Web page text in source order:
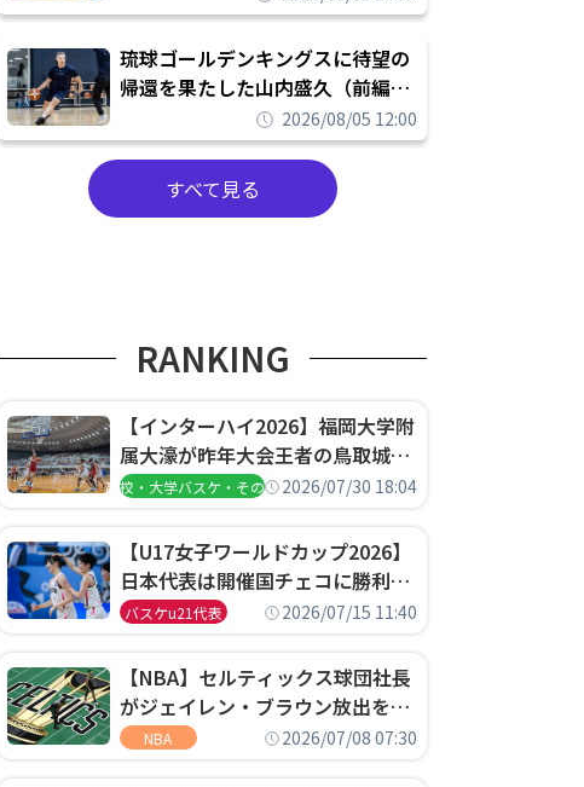
に立ちたい」
琉球ゴールデンキングスに待望の
帰還を果たした山内盛久（前編）
「キングスが積み上げてきたもの
を次の世代に繋いでいくのがやり
甲斐」
2026/08/05 12:00
すべて見る
RANKING
【インターハイ2026】福岡大学附
属大濠が昨年大会王者の鳥取城北
を撃破、大阪薫英女学院は岐阜女
高校・大学バスケ・その他2026/07/30 18:04
【U17女子ワールドカップ2026】
日本代表は開催国チェコに勝利し
て予選グループ3連勝で首位通
決定
バスケu21代表 2026/07/15 11:40
【NBA】セルティックス球団社長
がジェイレン・ブラウン放出を説
明「キャップの70％が2人の選手
NBA 2026/07/08 07:30